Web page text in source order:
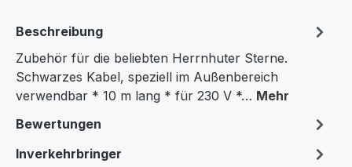
Beschreibung
Zubehör für die beliebten Herrnhuter Sterne.
Schwarzes Kabel, speziell im Außenbereich
verwendbar * 10 m lang * für 230 V *… Mehr
Bewertungen
Inverkehrbringer